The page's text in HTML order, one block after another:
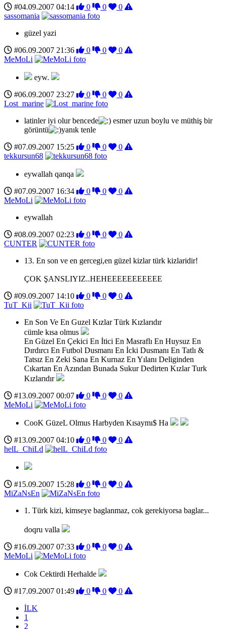
#04.09.2007 04:14
0 0
0
sassomania
güzel yazi
#06.09.2007 21:36
0 0
0
MeMoLi
eyw.
#06.09.2007 23:27
0 0
0
Lost_marine
latinler iyi olur bencede
esmer uzun boylu ve müthiş bir
görüntü
yanık tenle
#07.09.2007 15:25
0 0
0
tekkursun68
eywallah qanqa
#07.09.2007 16:34
0 0
0
MeMoLi
eywallah
#08.09.2007 02:23
0 0
0
CUNTER
13. En son ve en gercegi,en güzel kizlar türk kizlaridir!
ÇOK ŞANSLIYIZ..HEHEEEEEEEEEEE
#09.09.2007 14:10
0 0
0
TuT_Kii
En Son Ve En Guzel Kızlar Türk Kızlarıdır
cümle kısa olmus
En Güzel En Çekici En İtici En Masraflı En Huysuz En
Dırdırcı En Futbol Dusmanı En İcki Dusmanı En Tatlı &
Tatsız En Zeki Sana En Kurnaz En Yılanı Deliginden
Cıkartan En Azından Bunada Sukur Dedirten Kızlar Turk
Kızlarıdır
#13.09.2007 00:07
0 0
0
MeMoLi
CooK GüzeL Olmus Harbyden Kısaymı$ Ha
#13.09.2007 04:10
0 0
0
helL_ChiLd
#15.09.2007 15:28 0 0
0
MiZaNsEn
1. Türk kizi, kimseye baglanmaz, cok gerekiyorsa baglar...
doqru valla
#16.09.2007 07:33
0 0
0
MeMoLi
Cok Cektirdi Herhalde
#17.09.2007 01:49
0 0
0
İLK
1
2